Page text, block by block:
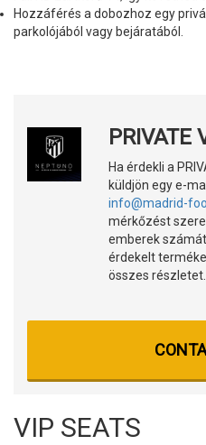
Hozzáférés a dobozhoz egy
parkolójából vagy bejáratából.
PRIVATE
Ha érdekli a
küldjön egy e-
info@madrid-
mérkőzést
emberek
érdekelt
összes részletet.
VIP SEATS